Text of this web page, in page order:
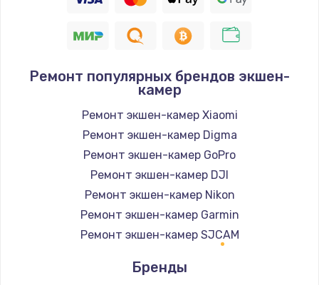
Ремонт популярных брендов экшен-
камер
Ремонт экшен-камер Xiaomi
Ремонт экшен-камер Digma
Ремонт экшен-камер GoPro
Ремонт экшен-камер DJI
Ремонт экшен-камер Nikon
Ремонт экшен-камер Garmin
Ремонт экшен-камер SJCAM
Бренды